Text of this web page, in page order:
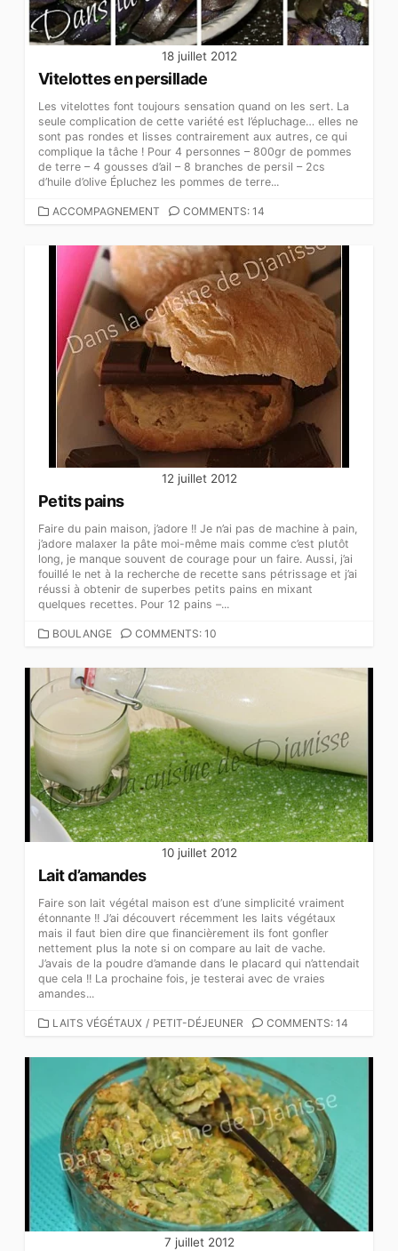
18 juillet 2012
Vitelottes en persillade
Les vitelottes font toujours sensation quand on les sert. La
seule complication de cette variété est l’épluchage… elles ne
sont pas rondes et lisses contrairement aux autres, ce qui
complique la tâche ! Pour 4 personnes – 800gr de pommes
de terre – 4 gousses d’ail – 8 branches de persil – 2cs
d’huile d’olive Épluchez les pommes de terre...
CATEGORIES
ACCOMPAGNEMENT COMMENTS: 14
12 juillet 2012
Petits pains
Faire du pain maison, j’adore !! Je n’ai pas de machine à pain,
j’adore malaxer la pâte moi-même mais comme c’est plutôt
long, je manque souvent de courage pour un faire. Aussi, j’ai
fouillé le net à la recherche de recette sans pétrissage et j’ai
réussi à obtenir de superbes petits pains en mixant
quelques recettes. Pour 12 pains –...
CATEGORIES
BOULANGE COMMENTS: 10
10 juillet 2012
Lait d’amandes
Faire son lait végétal maison est d’une simplicité vraiment
étonnante !! J’ai découvert récemment les laits végétaux
mais il faut bien dire que financièrement ils font gonfler
nettement plus la note si on compare au lait de vache.
J’avais de la poudre d’amande dans le placard qui n’attendait
que cela !! La prochaine fois, je testerai avec de vraies
amandes...
CATEGORIES
LAITS VÉGÉTAUX / PETIT-DÉJEUNER COMMENTS: 14
7 juillet 2012